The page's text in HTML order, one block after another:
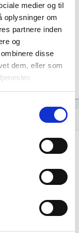
medier og til
oplysninger om
partnere inden
og
disse
dem, eller som
af virksomheden.